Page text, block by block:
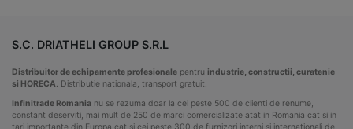
S.C. DRIATHELI GROUP S.R.L
Distribuitor de echipamente profesionale pentru industrie, constructii, curatenie
si HORECA. Distributie nationala, transport gratuit.
Infinitrade Romania nu se rezuma doar la cei peste 500 de clienti de renume,
constant deserviti, mai mult de 250 de marci comercializate atat in Romania cat si in